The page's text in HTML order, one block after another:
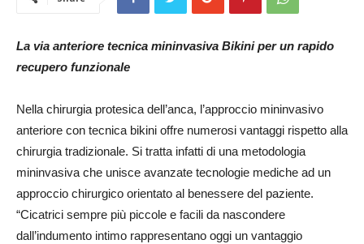
La via anteriore tecnica mininvasiva Bikini per un rapido
recupero funzionale
Nella chirurgia protesica dell’anca, l’approccio mininvasivo
anteriore con tecnica bikini offre numerosi vantaggi rispetto alla
chirurgia tradizionale. Si tratta infatti di una metodologia
mininvasiva che unisce avanzate tecnologie mediche ad un
approccio chirurgico orientato al benessere del paziente.
“Cicatrici sempre più piccole e facili da nascondere
dall’indumento intimo rappresentano oggi un vantaggio